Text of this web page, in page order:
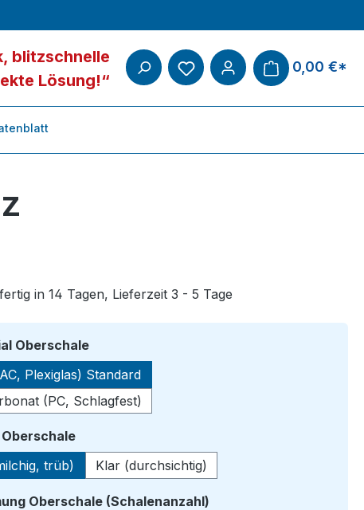
blitzschnelle
Lösung!“
0,00 €*
in 14 Tagen, Lieferzeit 3 - 5 Tage
Oberschaleauswählen
Plexiglas) Standard
(PC, Schlagfest)
auswählen
trüb)
Klar (durchsichtig)
Oberschale (Schalenanzahl)